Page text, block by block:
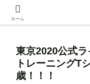
身近な生活
東京2020公式
トレーニングT
歳！！！
ホーム